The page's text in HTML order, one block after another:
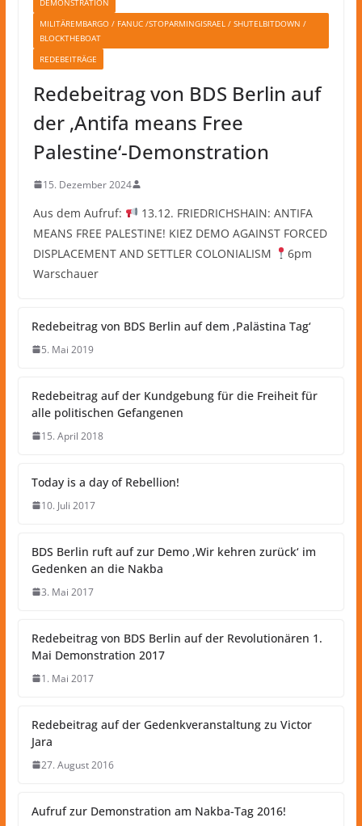
DEMONSTRATION
MILITÄREMBARGO / FANUC /STOPARMINGISRAEL / SHUTELBITDOWN /
BLOCKTHEBOAT
REDEBEITRÄGE
Redebeitrag von BDS Berlin auf
der ‚Antifa means Free
Palestine‘-Demonstration
15. Dezember 2024
Aus dem Aufruf:
13.12. FRIEDRICHSHAIN: ANTIFA
MEANS FREE PALESTINE! KIEZ DEMO AGAINST FORCED
DISPLACEMENT AND SETTLER COLONIALISM
6pm
Warschauer
Redebeitrag von BDS Berlin auf dem ‚Palästina Tag‘
5. Mai 2019
Redebeitrag auf der Kundgebung für die Freiheit für
alle politischen Gefangenen
15. April 2018
Today is a day of Rebellion!
10. Juli 2017
BDS Berlin ruft auf zur Demo ‚Wir kehren zurück‘ im
Gedenken an die Nakba
3. Mai 2017
Redebeitrag von BDS Berlin auf der Revolutionären 1.
Mai Demonstration 2017
1. Mai 2017
Redebeitrag auf der Gedenkveranstaltung zu Victor
Jara
27. August 2016
Aufruf zur Demonstration am Nakba-Tag 2016!